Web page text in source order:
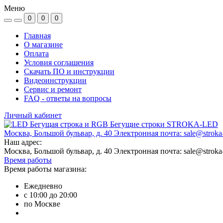
Меню
0 0 0
Главная
О магазине
Оплата
Условия соглашения
Скачать ПО и инструкции
Видеоинструкции
Сервис и ремонт
FAQ - ответы на вопросы
Личный кабинет
Москва, Большой бульвар, д. 40 Электронная почта:
Наш адрес:
Москва, Большой бульвар, д. 40 Электронная почта:
Время работы
Время работы магазина:
Ежедневно
с 10:00 до 20:00
по Москве